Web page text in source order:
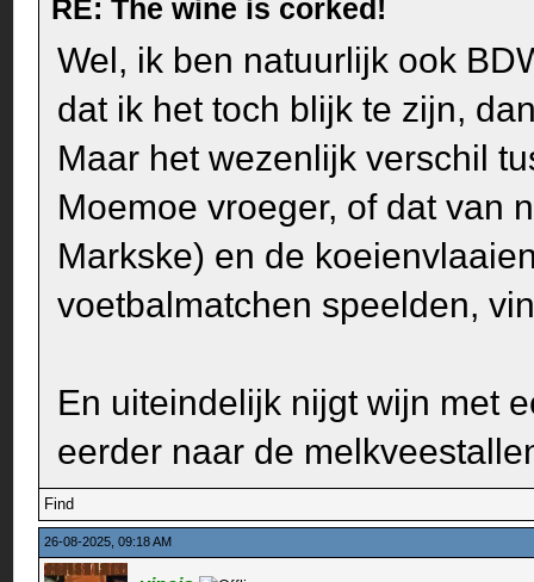
RE: The wine is corked!
Wel, ik ben natuurlijk ook
dat ik het toch blijk te zijn,
Maar het wezenlijk verschil
Moemoe vroeger, of dat van
Markske) en de
voetbalmatchen speelden,
En uiteindelijk nijgt wijn met
eerder naar de
Find
26-08-2025, 09:18 AM